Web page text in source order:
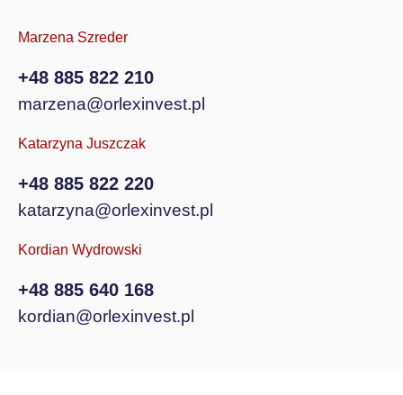
Marzena Szreder
+48 885 822 210
marzena@orlexinvest.pl
Katarzyna Juszczak
+48 885 822 220
katarzyna@orlexinvest.pl
Kordian Wydrowski
+48 885 640 168
kordian@orlexinvest.pl